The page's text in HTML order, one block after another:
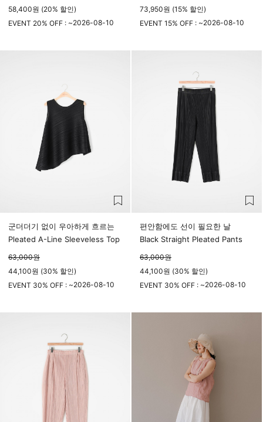
58,400원 (20% 할인)
EVENT 20% OFF : ~2026-08-10
73,950원 (15% 할인)
EVENT 15% OFF : ~2026-08-10
군더더기 없이 우아하게 흐르는
Pleated A-Line Sleeveless Top
63,000원
44,100원 (30% 할인)
EVENT 30% OFF : ~2026-08-10
편안함에도 선이 필요한 날
Black Straight Pleated Pants
63,000원
44,100원 (30% 할인)
EVENT 30% OFF : ~2026-08-10